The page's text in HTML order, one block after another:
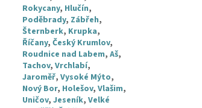
Rokycany, Hlučín,
Poděbrady, Zábřeh,
Šternberk, Krupka,
Říčany,Český Krumlov,
Roudnice nad Labem,Aš,
Tachov,Vrchlabí,
Jaroměř,Vysoké Mýto,
Nový Bor, Holešov,Vlašim,
Uničov,Jeseník,Velké